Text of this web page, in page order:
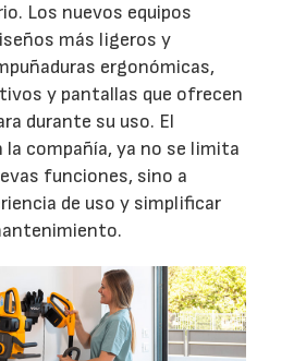
Los nuevos equipos
más ligeros y
ergonómicas,
y pantallas que ofrecen
durante su uso. El
la compañía, ya no se limita
funciones, sino a
de uso y simplificar